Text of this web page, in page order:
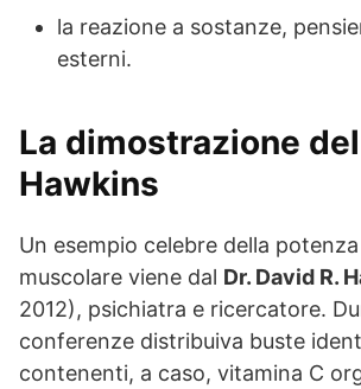
la reazione a sostanze,
esterni.
La dimostrazione del
Hawkins
Un esempio celebre della
muscolare viene dal Dr. David R.
2012), psichiatra e ricercatore.
conferenze distribuiva buste
contenenti, a caso, vitamina C